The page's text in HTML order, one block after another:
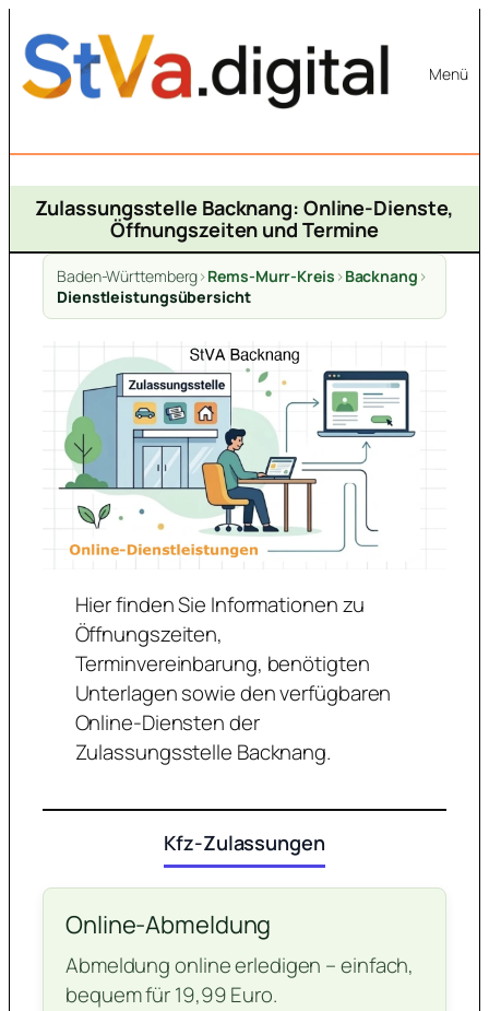
Inhalt
springen
Menü
Zulassungsstelle Backnang: Online-Dienste,
Öffnungszeiten und Termine
Baden-Württemberg>Rems-Murr-Kreis >Backnang >
Dienstleistungsübersicht
Hier finden Sie Informationen zu
Öffnungszeiten,
Terminvereinbarung, benötigten
Unterlagen sowie den verfügbaren
Online-Diensten der
Zulassungsstelle Backnang.
Kfz-Zulassungen
Online-Abmeldung
Abmeldung online erledigen – einfach,
bequem für 19,99 Euro.